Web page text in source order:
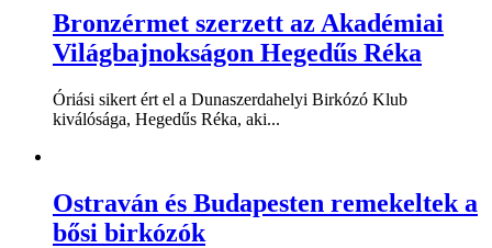
Bronzérmet szerzett az Akadémiai
Világbajnokságon Hegedűs Réka
Óriási sikert ért el a Dunaszerdahelyi Birkózó Klub
kiválósága, Hegedűs Réka, aki...
Ostraván és Budapesten remekeltek a
bősi birkózók